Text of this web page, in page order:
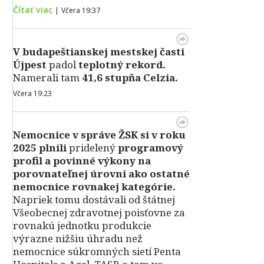
Čítať viac | Včera 19:37
Vbudapeštianskej mestskej časti
Újpestpadolteplotný rekord.
Namerali tam 41,6 stupňa Celzia.
Včera 19:23
Nemocnice v správe ŽSK si v roku
2025 plnilipridelenýprogramový
profil a povinné výkony na
porovnateľnej úrovni ako ostatné
nemocnice rovnakej kategórie.
Napriek tomu dostávali od štátnej
Všeobecnej zdravotnej poisťovne za
rovnakú jednotku produkcie
výrazne nižšiu úhradu než
nemocnice súkromných sietí Penta